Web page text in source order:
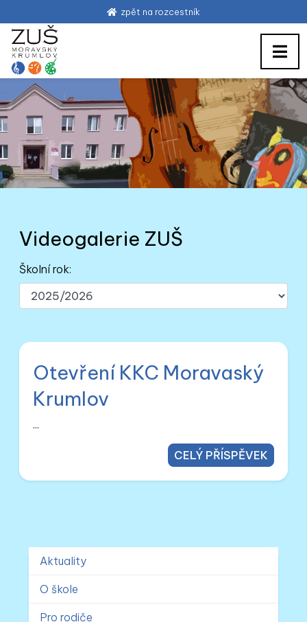
zpět na rozcestník
Videogalerie ZUŠ
Školní rok:
Otevření KKC Moravaský
Krumlov
...
CELÝ PŘÍSPĚVEK
Aktuality
O škole
Pro rodiče